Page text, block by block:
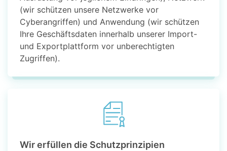
(wir schützen unsere Netzwerke vor
Cyberangriffen) und Anwendung (wir schützen
Ihre Geschäftsdaten innerhalb unserer Import-
und Exportplattform vor unberechtigten
Zugriffen).
Wir erfüllen die Schutzprinzipien